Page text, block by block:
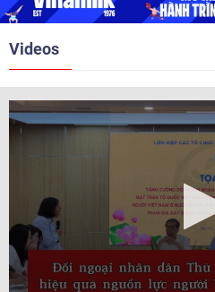
2010, 2016, 2018, 2021.
Videos